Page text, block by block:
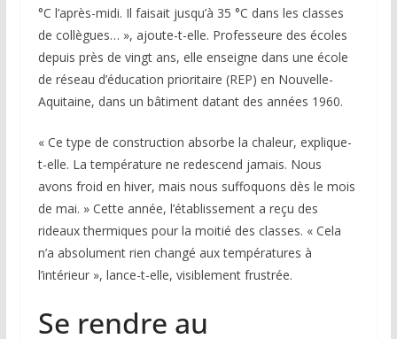
°C l’après-midi. Il faisait jusqu’à 35 °C dans les classes
de collègues… », ajoute-t-elle. Professeure des écoles
depuis près de vingt ans, elle enseigne dans une école
de réseau d’éducation prioritaire (REP) en Nouvelle-
Aquitaine, dans un bâtiment datant des années 1960.
« Ce type de construction absorbe la chaleur, explique-
t-elle. La température ne redescend jamais. Nous
avons froid en hiver, mais nous suffoquons dès le mois
de mai. » Cette année, l’établissement a reçu des
rideaux thermiques pour la moitié des classes. « Cela
n’a absolument rien changé aux températures à
l’intérieur », lance-t-elle, visiblement frustrée.
Se rendre au